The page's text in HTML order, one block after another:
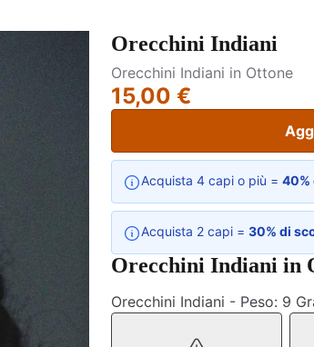
Orecchini Indiani
Orecchini Indiani in Ottone
15,00 €
Acquista 4 capi o più = 40%
Acquista 2 capi = 30% di
Orecchini Indiani in
Orecchini Indiani - Peso: 9